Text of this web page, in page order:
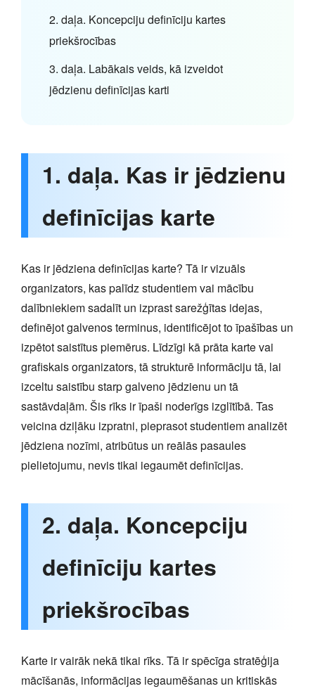
2. daļa. Koncepciju definīciju kartes
priekšrocības
3. daļa. Labākais veids, kā izveidot
jēdzienu definīcijas karti
1. daļa. Kas ir jēdzienu
definīcijas karte
Kas ir jēdziena definīcijas karte? Tā ir vizuāls
organizators, kas palīdz studentiem vai mācību
dalībniekiem sadalīt un izprast sarežģītas idejas,
definējot galvenos terminus, identificējot to īpašības un
izpētot saistītus piemērus. Līdzīgi kā prāta karte vai
grafiskais organizators, tā strukturē informāciju tā, lai
izceltu saistību starp galveno jēdzienu un tā
sastāvdaļām. Šis rīks ir īpaši noderīgs izglītībā. Tas
veicina dziļāku izpratni, pieprasot studentiem analizēt
jēdziena nozīmi, atribūtus un reālās pasaules
pielietojumu, nevis tikai iegaumēt definīcijas.
2. daļa. Koncepciju
definīciju kartes
priekšrocības
Karte ir vairāk nekā tikai rīks. Tā ir spēcīga stratēģija
mācīšanās, informācijas iegaumēšanas un kritiskās